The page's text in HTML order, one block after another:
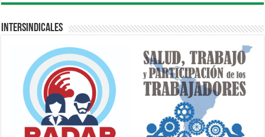
Intersindicales